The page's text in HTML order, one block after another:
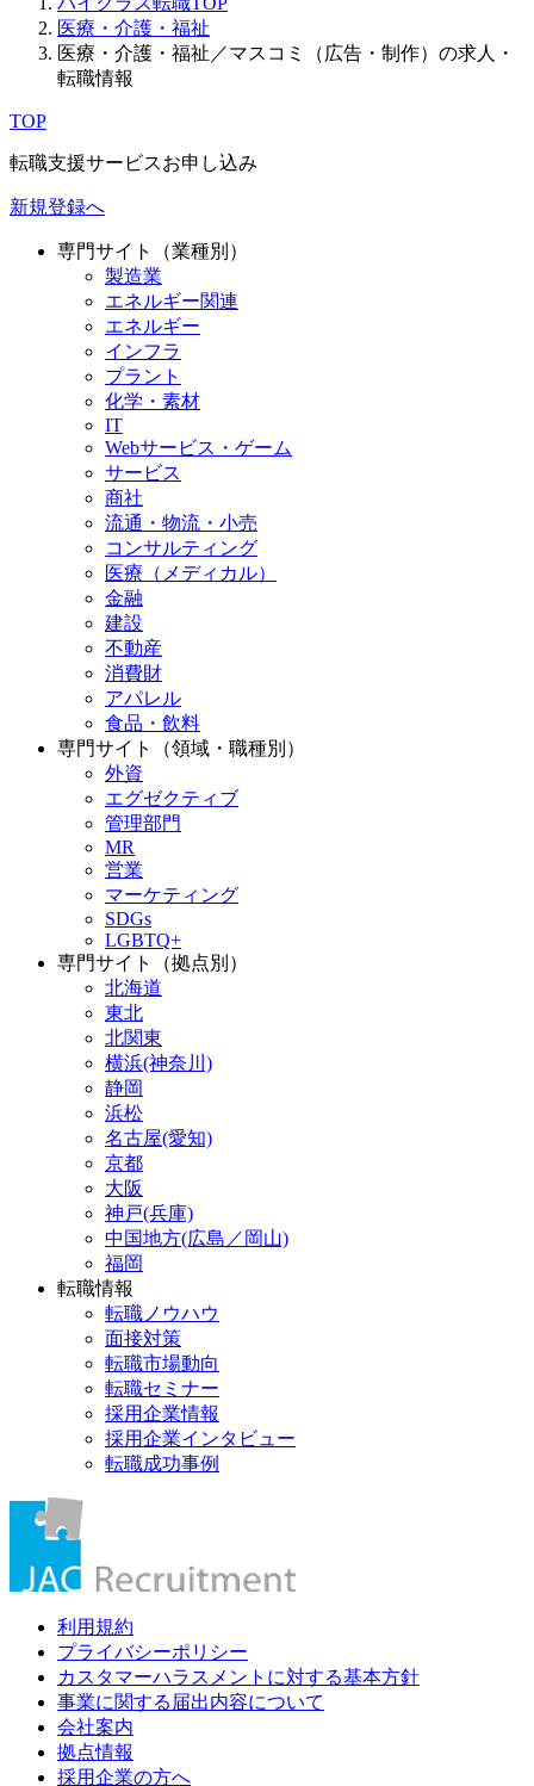
医療・介護・福祉
医療・介護・福祉／マスコミ（広告・制作）の求人・
転職情報
TOP
転職支援サービスお申し込み
新規登録へ
専門サイト（業種別）
製造業
エネルギー関連
エネルギー
インフラ
プラント
化学・素材
IT
Webサービス・ゲーム
サービス
商社
流通・物流・小売
コンサルティング
医療（メディカル）
金融
建設
不動産
消費財
アパレル
食品・飲料
専門サイト（領域・職種別）
外資
エグゼクティブ
管理部門
MR
営業
マーケティング
SDGs
LGBTQ+
専門サイト（拠点別）
北海道
東北
北関東
横浜(神奈川)
静岡
浜松
名古屋(愛知)
京都
大阪
神戸(兵庫)
中国地方(広島／岡山)
福岡
転職情報
転職ノウハウ
面接対策
転職市場動向
転職セミナー
採用企業情報
採用企業インタビュー
転職成功事例
利用規約
プライバシーポリシー
カスタマーハラスメントに対する基本方針
事業に関する届出内容について
会社案内
拠点情報
採用企業の方へ